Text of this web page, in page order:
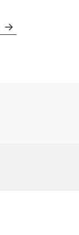
Ce n’est pas